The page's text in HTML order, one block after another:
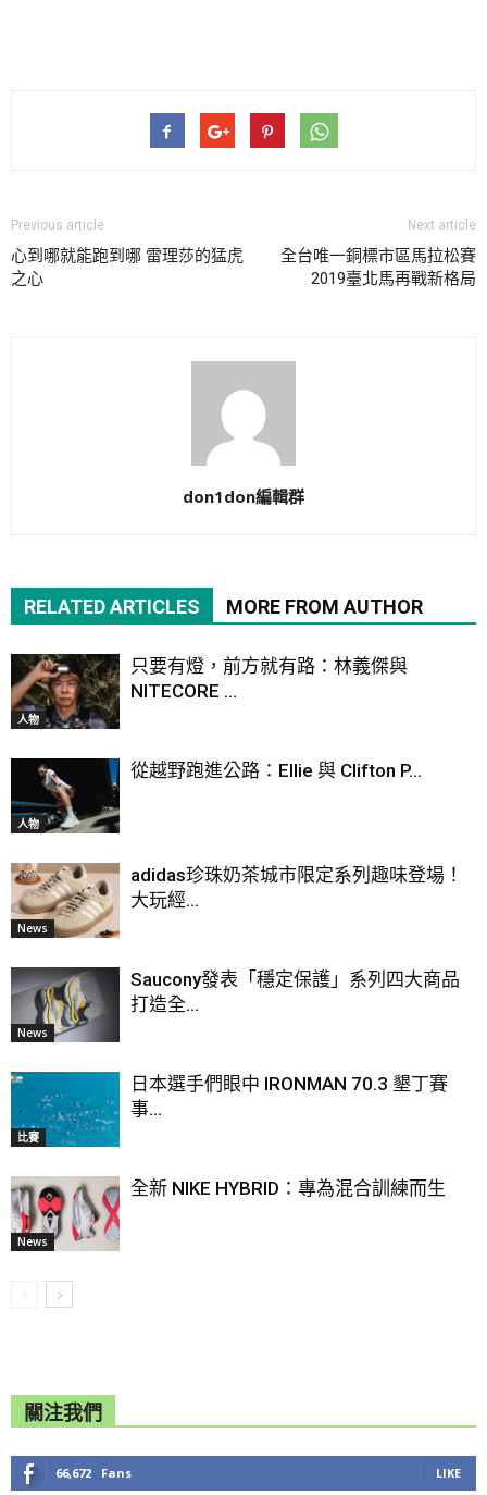
Previous article
心到哪就能跑到哪 雷理莎的猛虎
之心
Next article
全台唯一銅標市區馬拉松賽
2019臺北馬再戰新格局
don1don編輯群
RELATED ARTICLES MORE FROM AUTHOR
人物
只要有燈，前方就有路：林義傑與
NITECORE ...
人物
從越野跑進公路：Ellie 與 Clifton P...
News
adidas珍珠奶茶城市限定系列趣味登場！
大玩經...
News
Saucony發表「穩定保護」系列四大商品
打造全...
比賽
日本選手們眼中 IRONMAN 70.3 墾丁賽
事...
News
全新 NIKE HYBRID：專為混合訓練而生
關注我們
66,672 Fans LIKE